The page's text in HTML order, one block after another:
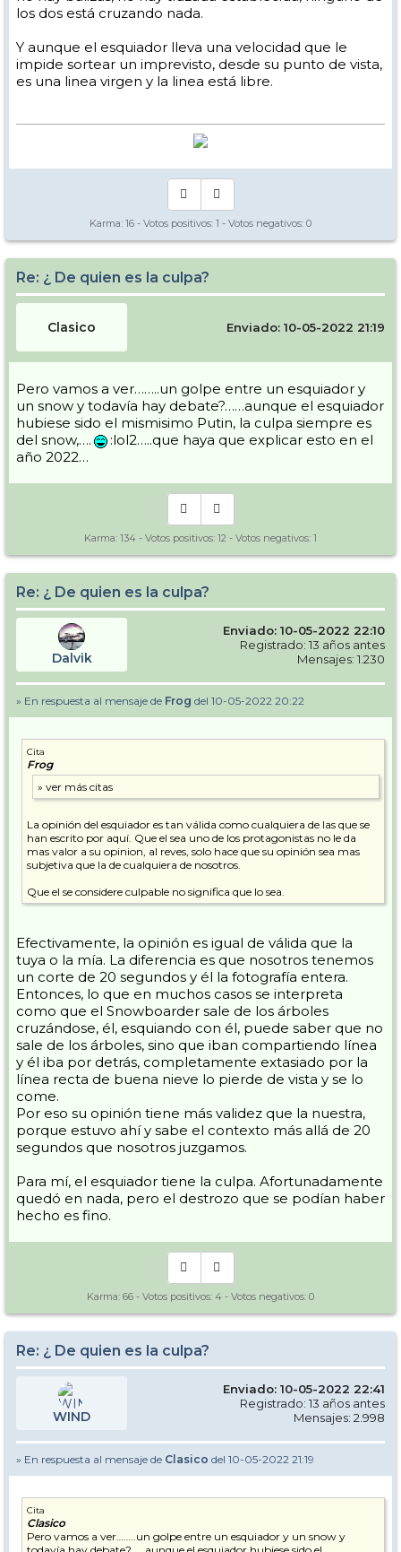
los dos está cruzando nada.
Y aunque el esquiador lleva una velocidad que le
impide sortear un imprevisto, desde su punto de vista,
es una linea virgen y la linea está libre.
Karma: 16 - Votos positivos: 1 - Votos negativos: 0
Re: ¿ De quien es la culpa?
Clasico Enviado: 10-05-2022 21:19
Pero vamos a ver……..un golpe entre un esquiador y
un snow y todavía hay debate?……aunque el esquiador
hubiese sido el mismisimo Putin, la culpa siempre es
del snow,….
:lol2…..que haya que explicar esto en el
año 2022…
Karma: 134 - Votos positivos: 12 - Votos negativos: 1
Re: ¿ De quien es la culpa?
Dalvik
Enviado: 10-05-2022 22:10
Registrado: 13 años antes
Mensajes: 1.230
» En respuesta al mensaje de Frog del 10-05-2022 20:22
Cita
Frog
La opinión del esquiador es tan válida como cualquiera de las que se
han escrito por aquí. Que el sea uno de los protagonistas no le da
mas valor a su opinion, al reves, solo hace que su opinión sea mas
subjetiva que la de cualquiera de nosotros.
Que el se considere culpable no significa que lo sea.
Efectivamente, la opinión es igual de válida que la
tuya o la mía. La diferencia es que nosotros tenemos
un corte de 20 segundos y él la fotografía entera.
Entonces, lo que en muchos casos se interpreta
como que el Snowboarder sale de los árboles
cruzándose, él, esquiando con él, puede saber que no
sale de los árboles, sino que iban compartiendo línea
y él iba por detrás, completamente extasiado por la
línea recta de buena nieve lo pierde de vista y se lo
come.
Por eso su opinión tiene más validez que la nuestra,
porque estuvo ahí y sabe el contexto más allá de 20
segundos que nosotros juzgamos.
Para mí, el esquiador tiene la culpa. Afortunadamente
quedó en nada, pero el destrozo que se podían haber
hecho es fino.
Karma: 66 - Votos positivos: 4 - Votos negativos: 0
Re: ¿ De quien es la culpa?
WIND
Enviado: 10-05-2022 22:41
Registrado: 13 años antes
Mensajes: 2.998
» En respuesta al mensaje de Clasico del 10-05-2022 21:19
Cita
Clasico
Pero vamos a ver……..un golpe entre un esquiador y un snow y